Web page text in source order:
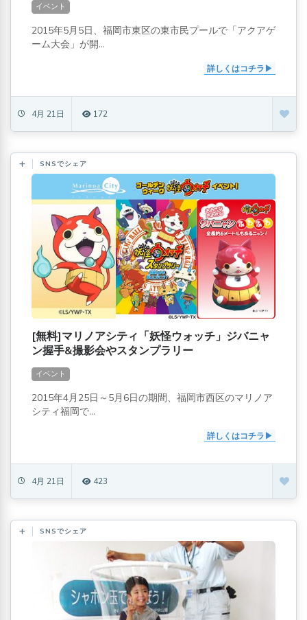
イベント
2015年5月5日、福岡市東区の東市民プールで「アクアゲ
ーム大会」が開...
詳しくはコチラ
4月 21日 172
SNSでシェア
[無料]マリノアシティ「妖怪ウォッチ」ジバニャ
ン握手&撮影会やスタンプラリー
イベント
2015年4月25日～5月6日の期間、福岡市西区のマリノア
シティ福岡で...
詳しくはコチラ
4月 21日 423
SNSでシェア